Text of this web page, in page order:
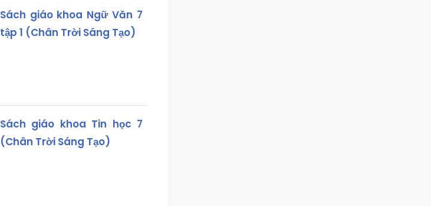
Sách giáo khoa Ngữ Văn 7
tập 1 (Chân Trời Sáng Tạo)
Sách giáo khoa Tin học 7
(Chân Trời Sáng Tạo)